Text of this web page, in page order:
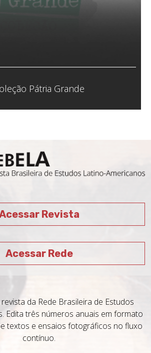
Veias Abertas
Revista
Acessar Rede
da Rede Brasileira de Estudos
Edita três números anuais em formato
textos e ensaios fotográficos no fluxo
contínuo.